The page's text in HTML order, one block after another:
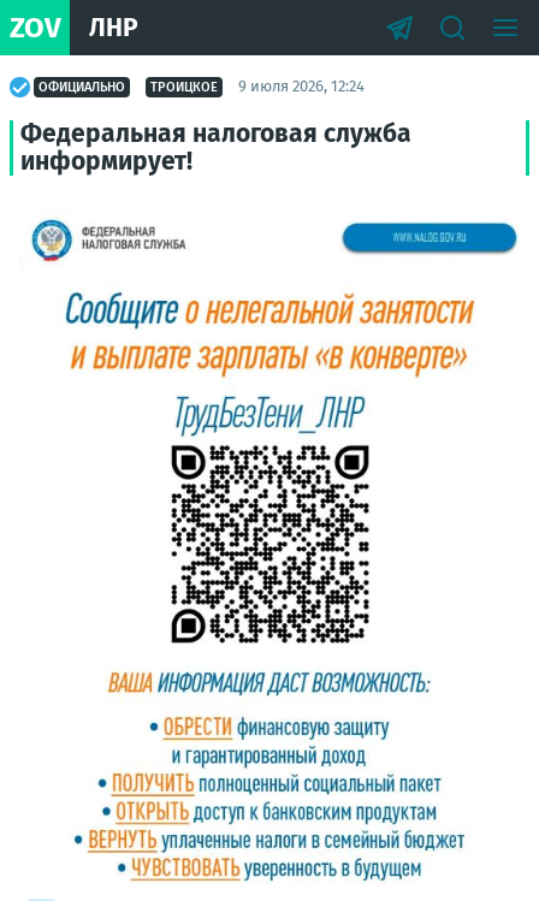
ZOV ЛНР
ОФИЦИАЛЬНО ТРОИЦКОЕ 9 июля 2026, 12:24
Федеральная налоговая служба
информирует!